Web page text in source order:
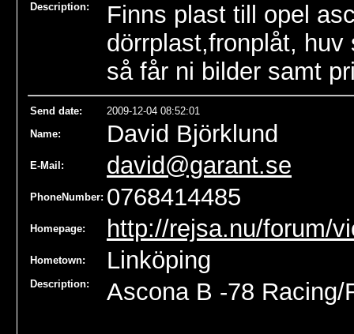
Description:
Finns plast till opel
dörrplast,fronplåt,
så får ni bilder samt
Send date:
2009-12-04 08:52:01
Name: David Björklund
E-Mail: david@garant.se
PhoneNumber: 0768414485
Homepage: http://rejsa.nu/forum/
Hometown: Linköping
Description: Ascona B -78 Racing/